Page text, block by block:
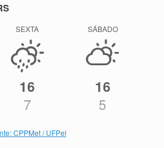
SEXTA
16
7
SÁBADO
16
5
CPPMet / UFPel